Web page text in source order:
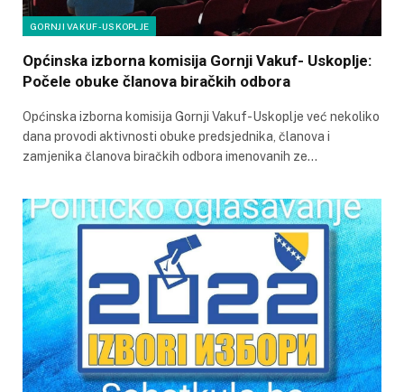
GORNJI VAKUF-USKOPLJE
Općinska izborna komisija Gornji Vakuf- Uskoplje:
Počele obuke članova biračkih odbora
Općinska izborna komisija Gornji Vakuf-Uskoplje već nekoliko
dana provodi aktivnosti obuke predsjednika, članova i
zamjenika članova biračkih odbora imenovanih ze…